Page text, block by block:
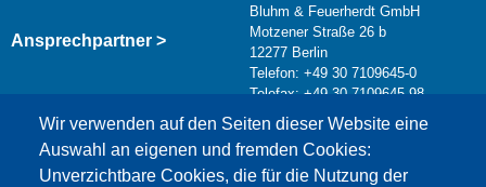
Wir verwenden auf den Seiten dieser Website eine
Auswahl an eigenen und fremden Cookies:
Unverzichtbare Cookies, die für die Nutzung der
Ansprechpartner >
Bluhm & Feuerherdt GmbH
Motzener Straße 26 b
12277 Berlin
Telefon: +49 30 7109645-0
Telefax: +49 30 7109645-98
info@testing.de